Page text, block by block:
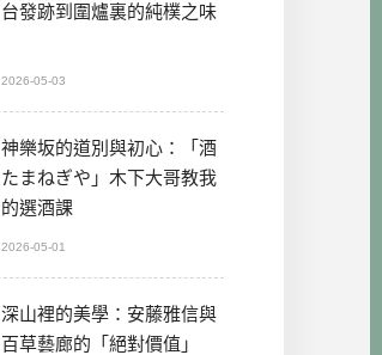
台發跡到圍爐裏的純樸之味
2026-05-03
神樂坂的道別與初心：「酒
たまねぎや」木下大哥教我
的選酒課
2026-05-01
深山裡的美學：安藤雅信與
百草藝廊的「絕對價值」